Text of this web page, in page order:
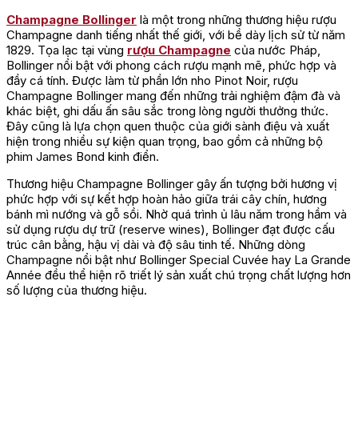
Champagne Bollinger là một trong những thương hiệu rượu
Champagne danh tiếng nhất thế giới, với bề dày lịch sử từ năm
1829. Tọa lạc tại vùng rượu Champagne của nước Pháp,
Bollinger nổi bật với phong cách rượu mạnh mẽ, phức hợp và
đầy cá tính. Được làm từ phần lớn nho Pinot Noir, rượu
Champagne Bollinger mang đến những trải nghiệm đậm đà và
khác biệt, ghi dấu ấn sâu sắc trong lòng người thưởng thức.
Đây cũng là lựa chọn quen thuộc của giới sành điệu và xuất
hiện trong nhiều sự kiện quan trọng, bao gồm cả những bộ
phim James Bond kinh điển.
Thương hiệu Champagne Bollinger gây ấn tượng bởi hương vị
phức hợp với sự kết hợp hoàn hảo giữa trái cây chín, hương
bánh mì nướng và gỗ sồi. Nhờ quá trình ủ lâu năm trong hầm và
sử dụng rượu dự trữ (reserve wines), Bollinger đạt được cấu
trúc cân bằng, hậu vị dài và độ sâu tinh tế. Những dòng
Champagne nổi bật như Bollinger Special Cuvée hay La Grande
Année đều thể hiện rõ triết lý sản xuất chú trọng chất lượng hơn
số lượng của thương hiệu.